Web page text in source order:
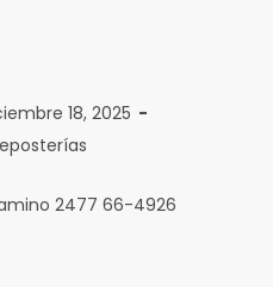
18, 2025
2477 66-4926